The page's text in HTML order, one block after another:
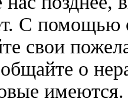
С помощью
свои
о